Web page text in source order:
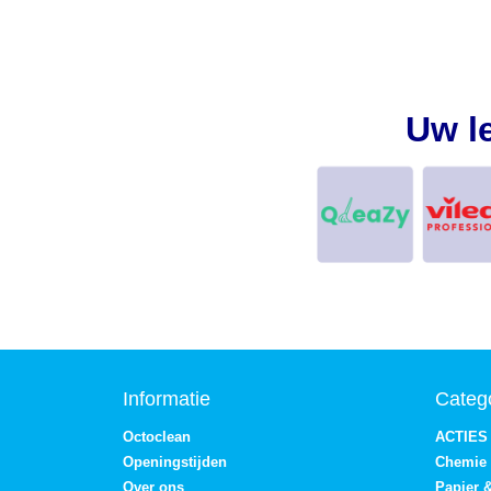
Uw
Informatie
Octoclean
Openingstijden
Over ons
ACTIES
Chemie
Papier